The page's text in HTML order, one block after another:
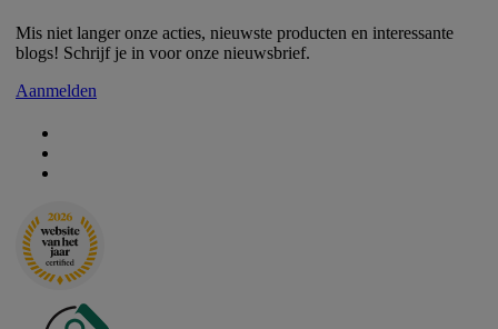
Mis niet langer onze acties, nieuwste producten en interessante
blogs! Schrijf je in voor onze nieuwsbrief.
Aanmelden